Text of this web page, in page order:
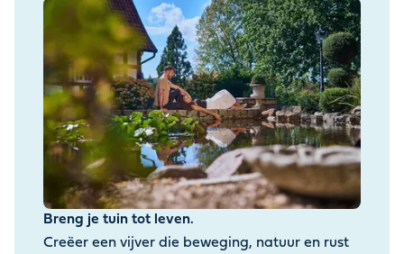
Breng je tuin tot leven.
Creëer een vijver die beweging, natuur en rust